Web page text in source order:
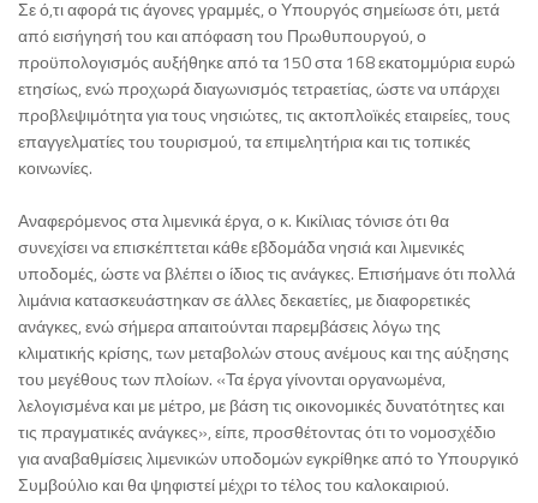
Σε ό,τι αφορά τις άγονες γραμμές, ο Υπουργός σημείωσε ότι, μετά
από εισήγησή του και απόφαση του Πρωθυπουργού, ο
προϋπολογισμός αυξήθηκε από τα 150 στα 168 εκατομμύρια ευρώ
ετησίως, ενώ προχωρά διαγωνισμός τετραετίας, ώστε να υπάρχει
προβλεψιμότητα για τους νησιώτες, τις ακτοπλοϊκές εταιρείες, τους
επαγγελματίες του τουρισμού, τα επιμελητήρια και τις τοπικές
κοινωνίες.
Αναφερόμενος στα λιμενικά έργα, ο κ. Κικίλιας τόνισε ότι θα
συνεχίσει να επισκέπτεται κάθε εβδομάδα νησιά και λιμενικές
υποδομές, ώστε να βλέπει ο ίδιος τις ανάγκες. Επισήμανε ότι πολλά
λιμάνια κατασκευάστηκαν σε άλλες δεκαετίες, με διαφορετικές
ανάγκες, ενώ σήμερα απαιτούνται παρεμβάσεις λόγω της
κλιματικής κρίσης, των μεταβολών στους ανέμους και της αύξησης
του μεγέθους των πλοίων. «Τα έργα γίνονται οργανωμένα,
λελογισμένα και με μέτρο, με βάση τις οικονομικές δυνατότητες και
τις πραγματικές ανάγκες», είπε, προσθέτοντας ότι το νομοσχέδιο
για αναβαθμίσεις λιμενικών υποδομών εγκρίθηκε από το Υπουργικό
Συμβούλιο και θα ψηφιστεί μέχρι το τέλος του καλοκαιριού.